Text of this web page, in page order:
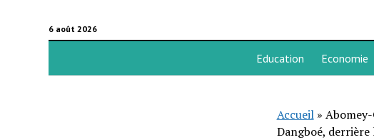
6 août 2026
Education Economie
Accueil» Abomey-
Dangboé, derrière